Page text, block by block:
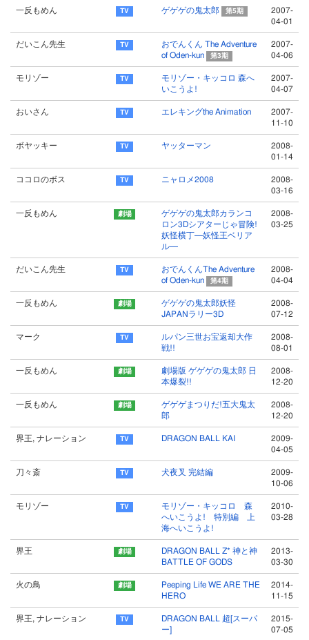
一反もめん ゲゲゲの鬼太郎 第5期
2007-
04-01
だいこん先生
おでんくん The Adventure
of Oden-kun
第3期
2007-
04-06
モリゾー
モリゾー・キッコロ 森へ
いこうよ!
2007-
04-07
おいさん エレキングthe Animation
2007-
11-10
ボヤッキー ヤッターマン
2008-
01-14
ココロのボス ニャロメ2008
2008-
03-16
一反もめん
ゲゲゲの鬼太郎カランコ
ロン3Dシアターじゃ冒険!
妖怪横丁─妖怪王ベリア
ル─
2008-
03-25
だいこん先生
おでんくんThe Adventure
of Oden-kun
第4期
2008-
04-04
一反もめん
ゲゲゲの鬼太郎妖怪
JAPANラリー3D
2008-
07-12
マーク
ルパン三世お宝返却大作
戦!!
2008-
08-01
一反もめん
劇場版 ゲゲゲの鬼太郎 日
本爆裂!!
2008-
12-20
一反もめん
ゲゲゲまつりだ!五大鬼太
郎
2008-
12-20
界王, ナレーション DRAGON BALL KAI
2009-
04-05
刀々斎 犬夜叉 完結編
2009-
10-06
モリゾー
モリゾー・キッコロ 森
へいこうよ! 特別編 上
海へいこうよ!
2010-
03-28
界王
DRAGON BALL Z* 神と神
BATTLE OF GODS
2013-
03-30
火の鳥
Peeping Life WE ARE THE
HERO
2014-
11-15
界王, ナレーション
DRAGON BALL 超[スーパ
ー]
2015-
07-05